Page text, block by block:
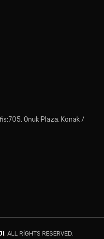
Onuk Plaza, Konak /
. ALL RIGHTS RESERVED.